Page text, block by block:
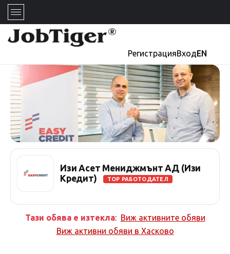
РегистрацияВходEN
Изи Асет Мениджмънт АД (Изи
Кредит)
TOP РАБОТОДАТЕЛ
Тази обява е изтекла: Виж активните обяви
Виж активни обяви в Хасково